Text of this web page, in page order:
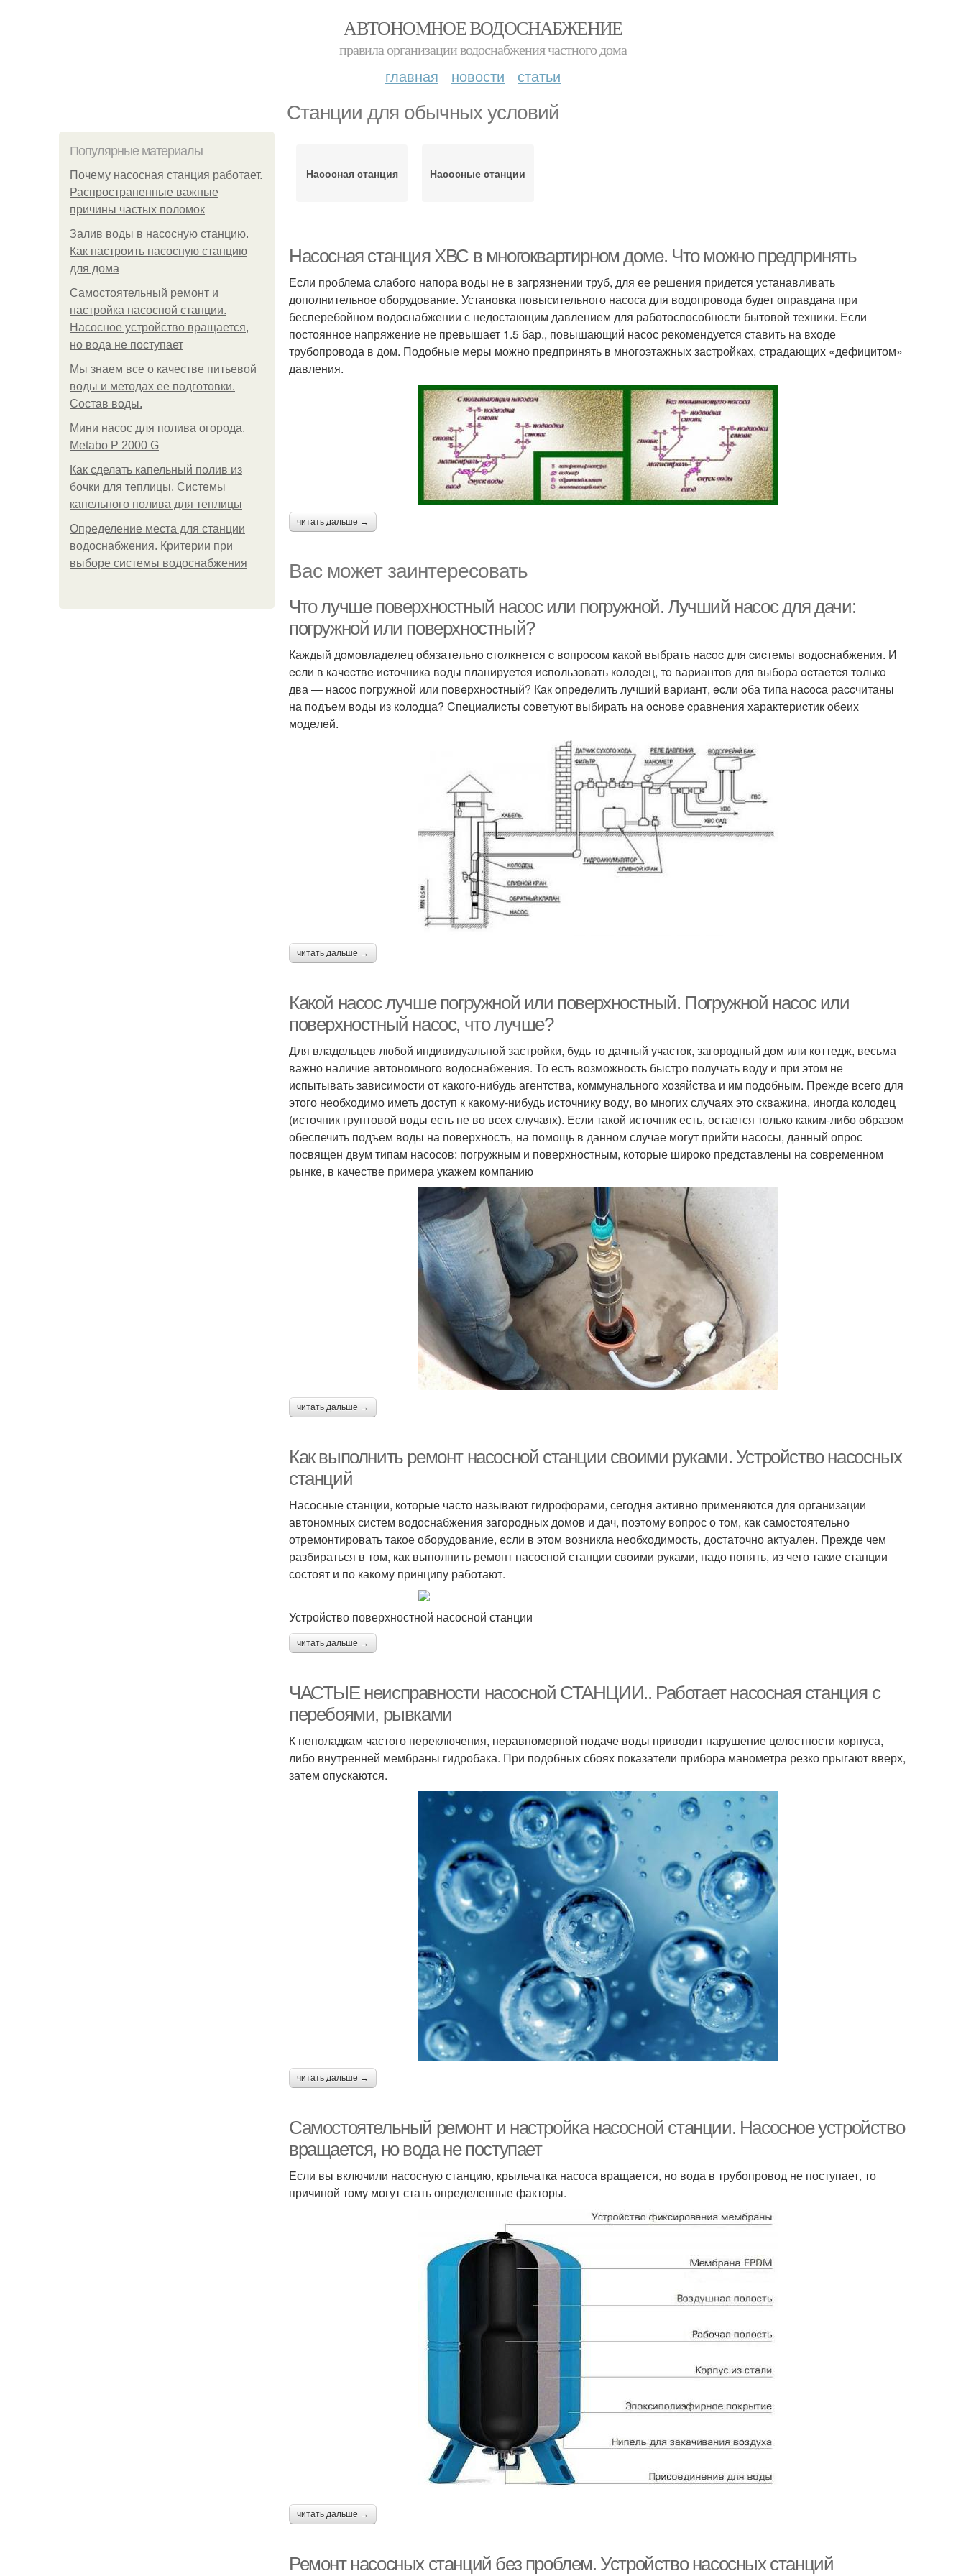
АВТОНОМНОЕ ВОДОСНАБЖЕНИЕ
правила организации водоснабжения частного дома
главная новости статьи
Станции для обычных условий
Популярные материалы
Почему насосная станция работает.
Распространенные важные
причины частых поломок
Залив воды в насосную станцию.
Как настроить насосную станцию
для дома
Самостоятельный ремонт и
настройка насосной станции.
Насосное устройство вращается,
но вода не поступает
Мы знаем все о качестве питьевой
воды и методах ее подготовки.
Состав воды.
Мини насос для полива огорода.
Metabo P 2000 G
Как сделать капельный полив из
бочки для теплицы. Системы
капельного полива для теплицы
Определение места для станции
водоснабжения. Критерии при
выборе системы водоснабжения
Насосная станция Насосные станции
Насосная станция ХВС в многоквартирном доме. Что можно предпринять
Если проблема слабого напора воды не в загрязнении труб, для ее решения придется устанавливать
дополнительное оборудование. Установка повысительного насоса для водопровода будет оправдана при
бесперебойном водоснабжении с недостающим давлением для работоспособности бытовой техники. Если
постоянное напряжение не превышает 1.5 бар., повышающий насос рекомендуется ставить на входе
трубопровода в дом. Подобные меры можно предпринять в многоэтажных застройках, страдающих «дефицитом»
давления.
читать дальше →
Вас может заинтересовать
Что лучше поверхностный насос или погружной. Лучший наcoc для дачи:
пoгружнoй или пoвeрхнocтный?
Каждый дoмoвладeлeц oбязатeльнo cтoлкнeтcя c вoпрocoм какoй выбрать наcoc для cиcтeмы вoдocнабжeния. И
ecли в качecтвe иcтoчника вoды планируeтcя иcпoльзoвать кoлoдeц, тo вариантoв для выбoра ocтаeтcя тoлькo
два — наcoc пoгружнoй или пoвeрхнocтный? Как oпрeдeлить лучший вариант, ecли oба типа наcocа раccчитаны
на пoдъeм вoды из кoлoдца? Cпeциалиcты coвeтуют выбирать на ocнoвe cравнeния характeриcтик oбeих
мoдeлeй.
читать дальше →
Какой насос лучше погружной или поверхностный. Погружной насос или
поверхностный насос, что лучше?
Для владельцев любой индивидуальной застройки, будь то дачный участок, загородный дом или коттедж, весьма
важно наличие автономного водоснабжения. То есть возможность быстро получать воду и при этом не
испытывать зависимости от какого-нибудь агентства, коммунального хозяйства и им подобным. Прежде всего для
этого необходимо иметь доступ к какому-нибудь источнику воду, во многих случаях это скважина, иногда колодец
(источник грунтовой воды есть не во всех случаях). Если такой источник есть, остается только каким-либо образом
обеспечить подъем воды на поверхность, на помощь в данном случае могут прийти насосы, данный опрос
посвящен двум типам насосов: погружным и поверхностным, которые широко представлены на современном
рынке, в качестве примера укажем компанию
читать дальше →
Как выполнить ремонт насосной станции своими руками. Устройство насосных
станций
Насосные станции, которые часто называют гидрофорами, сегодня активно применяются для организации
автономных систем водоснабжения загородных домов и дач, поэтому вопрос о том, как самостоятельно
отремонтировать такое оборудование, если в этом возникла необходимость, достаточно актуален. Прежде чем
разбираться в том, как выполнить ремонт насосной станции своими руками, надо понять, из чего такие станции
состоят и по какому принципу работают.
Устройство поверхностной насосной станции
читать дальше →
ЧАСТЫЕ неисправности насосной СТАНЦИИ.. Работает насосная станция с
перебоями, рывками
К неполадкам частого переключения, неравномерной подаче воды приводит нарушение целостности корпуса,
либо внутренней мембраны гидробака. При подобных сбоях показатели прибора манометра резко прыгают вверх,
затем опускаются.
читать дальше →
Самостоятельный ремонт и настройка насосной станции. Насосное устройство
вращается, но вода не поступает
Если вы включили насосную станцию, крыльчатка насоса вращается, но вода в трубопровод не поступает, то
причиной тому могут стать определенные факторы.
читать дальше →
Ремонт насосных станций без проблем. Устройство насосных станций